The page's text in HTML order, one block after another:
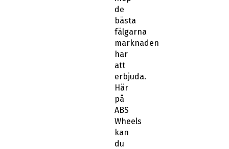
de
bästa
fälgarna
marknaden
har
att
erbjuda.
Här
på
ABS
Wheels
kan
du